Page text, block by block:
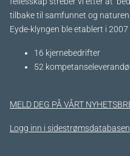
tilbake til samfunnet og naturen.
Eyde-klyngen ble etablert i
16 kjernebedrifter​
52
MELD DEG PÅ VÅRT
Logg inn i sidestrømsdatabasen